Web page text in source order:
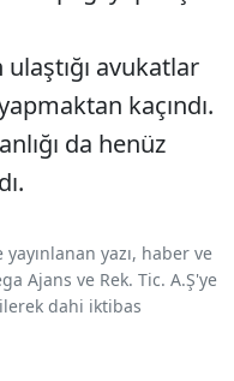
avukatlar
kaçındı.
da henüz
yazı, haber ve
Ajans ve Rek. Tic. A.Ş'ye
dahi iktibas